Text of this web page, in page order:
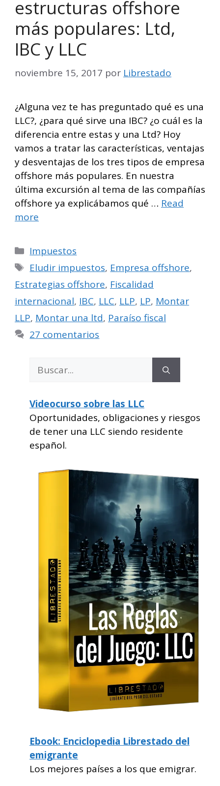
estructuras offshore
más populares: Ltd,
IBC y LLC
noviembre 15, 2017 por Librestado
¿Alguna vez te has preguntado qué es una
LLC?, ¿para qué sirve una IBC? ¿o cuál es la
diferencia entre estas y una Ltd? Hoy
vamos a tratar las características, ventajas
y desventajas de los tres tipos de empresa
offshore más populares. En nuestra
última excursión al tema de las compañías
offshore ya explicábamos qué … Read
more
Categorías
Impuestos
Etiquetas
Eludir impuestos, Empresa offshore,
Estrategias offshore, Fiscalidad
internacional, IBC, LLC, LLP, LP, Montar
LLP, Montar una ltd, Paraíso fiscal
27 comentarios
Buscar:
Videocurso sobre las LLC
Oportunidades, obligaciones y riesgos
de tener una LLC siendo residente
español.
Ebook: Enciclopedia Librestado del
emigrante
Los mejores países a los que emigrar.